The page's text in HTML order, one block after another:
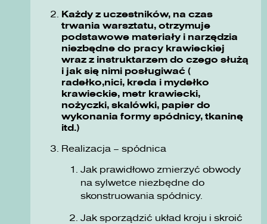
Każdy z uczestników, na czas
trwania warsztatu, otrzymuje
podstawowe materiały i narzędzia
niezbędne do pracy krawieckiej
wraz z instruktarzem do czego służą
i jak się nimi posługiwać (
radełko,nici, kreda i mydełko
krawieckie, metr krawiecki,
nożyczki, skalówki, papier do
wykonania formy spódnicy, tkaninę
itd.)
Realizacja – spódnica
Jak prawidłowo zmierzyć obwody
na sylwetce niezbędne do
skonstruowania spódnicy.
Jak sporządzić układ kroju i skroić